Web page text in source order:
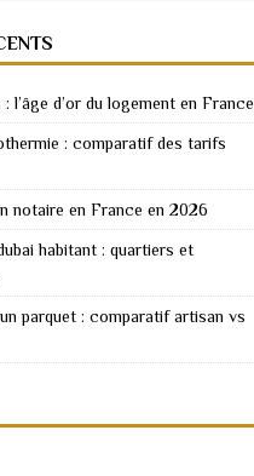
l’âge d’or du logement en France
: comparatif des tarifs
notaire en France en 2026
habitant : quartiers et
parquet : comparatif artisan vs